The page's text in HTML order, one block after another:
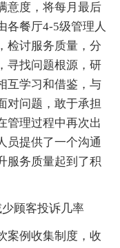
意度，将每月最后
各餐厅4-5级管理人
检讨服务质量，分
寻找问题根源，研
互学习和借鉴，与
对问题，敢于承担
管理过程中再次出
员提供了一个沟通
服务质量起到了积
顾客投诉几率
案例收集制度，收